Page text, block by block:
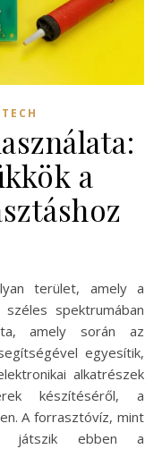
TECH
a
spektrumában
amely során az
egyesítik,
alkatrészek
készítéséről, a
A forrasztóvíz, mint
játszik ebben a